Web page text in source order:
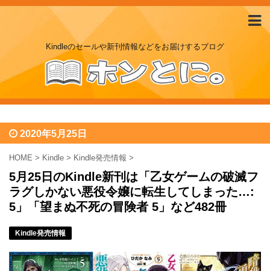
Kindleのセールや新刊情報などをお届けするブログ
2020年5月25日
HOME > Kindle > Kindle発売情報 >
5月25日のKindle新刊は「乙女ゲームの破滅フ
ラグしかない悪役令嬢に転生してしまった…:
5」「望まぬ不死の冒険者 5」など482冊
Kindle発売情報